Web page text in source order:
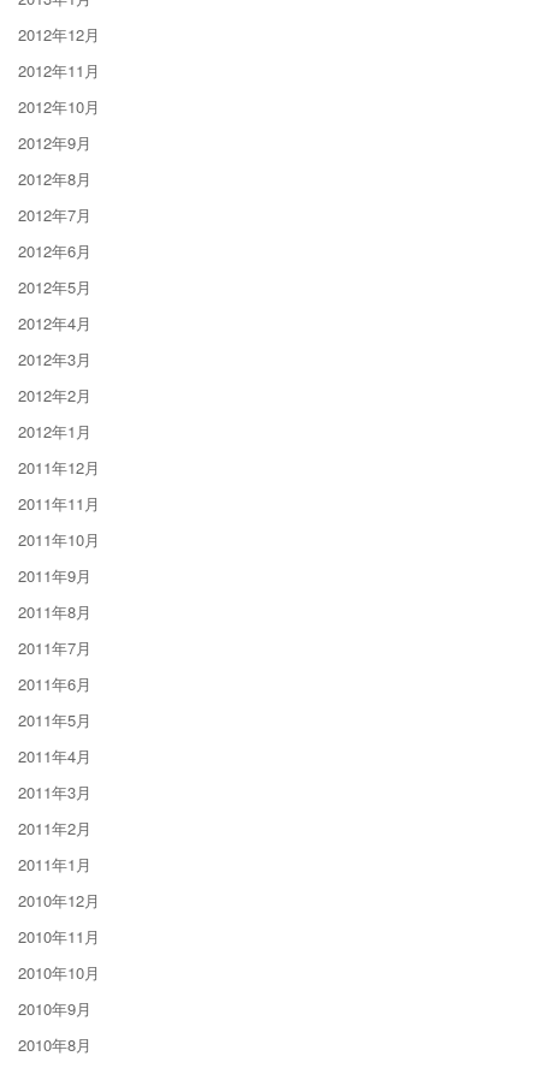
2012年12月
2012年11月
2012年10月
2012年9月
2012年8月
2012年7月
2012年6月
2012年5月
2012年4月
2012年3月
2012年2月
2012年1月
2011年12月
2011年11月
2011年10月
2011年9月
2011年8月
2011年7月
2011年6月
2011年5月
2011年4月
2011年3月
2011年2月
2011年1月
2010年12月
2010年11月
2010年10月
2010年9月
2010年8月